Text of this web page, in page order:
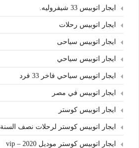
ايجار اتوبيس 33 شيفروليه.
ايجار اتوبيس رحلات
ايجار اتوبيس سياحى
ايجار اتوبيس سياحي
ايجار اتوبيس سياحي فاخر 33 فرد
ايجار اتوبيس في مصر
ايجار اتوبيس كوستر
ايجار اتوبيس كوستر لرحلات نصف السنة
ايجار اتوبيس كوستر موديل 2020 – vip